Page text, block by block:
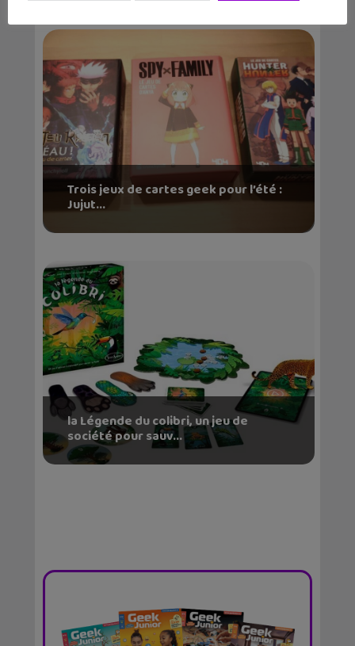
Trois jeux de cartes geek pour l’été :
Jujut...
la Légende du colibri, un jeu de
société pour sauv...